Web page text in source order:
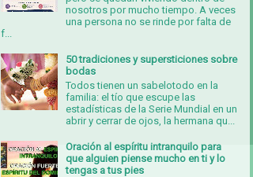
nosotros por mucho tiempo. A veces
una persona no se rinde por falta de
f...
50 tradiciones y supersticiones sobre
bodas
Todos tienen un sabelotodo en la
familia: el tío que escupe las
estadísticas de la Serie Mundial en un
abrir y cerrar de ojos, la hermana qu...
Oración al espíritu intranquilo para
que alguien piense mucho en ti y lo
tengas a tus pies